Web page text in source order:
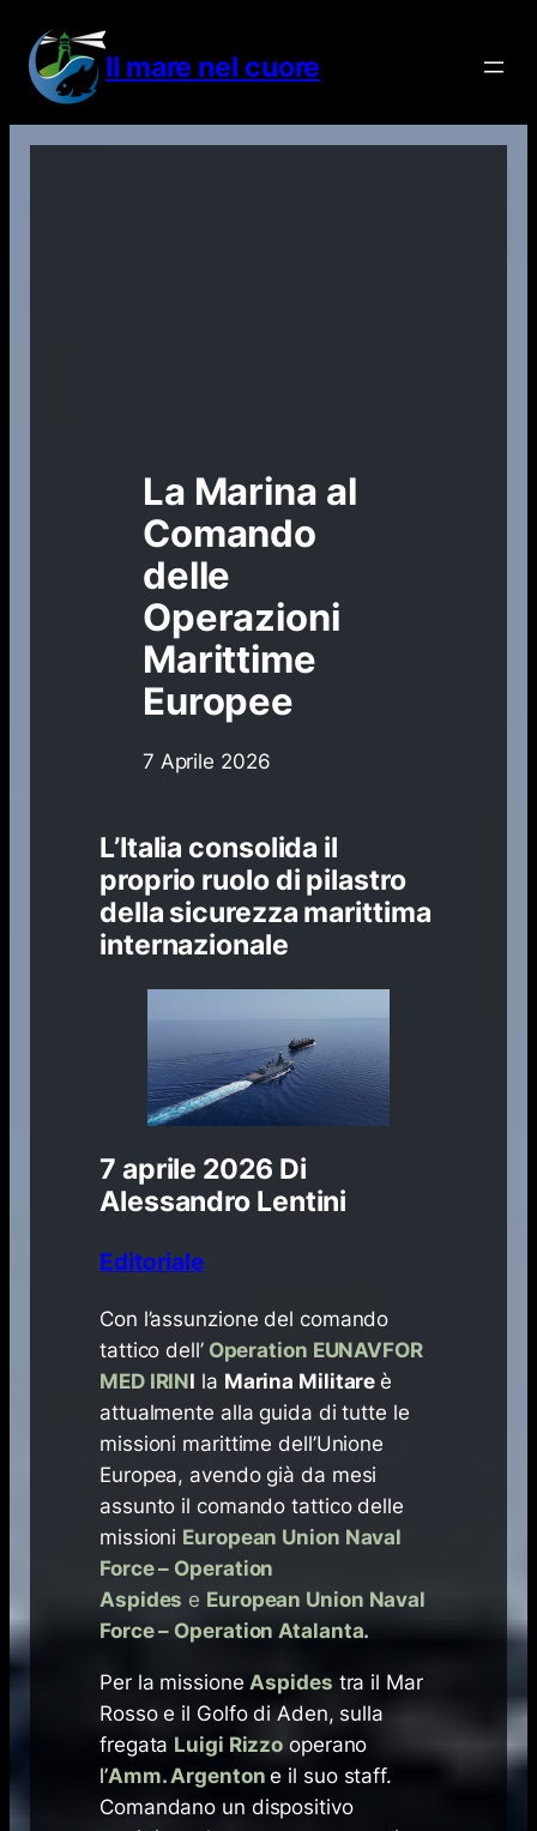
contenuto
Il mare nel cuore
La Marina al
Comando
delle
Operazioni
Marittime
Europee
7 Aprile 2026
L’Italia consolida il
proprio ruolo di pilastro
della sicurezza marittima
internazionale
7 aprile 2026 Di
Alessandro Lentini
Editoriale
Con l’assunzione del comando
tattico dell’ Operation EUNAVFOR
MED IRINI la Marina Militare è
attualmente alla guida di tutte le
missioni marittime dell’Unione
Europea, avendo già da mesi
assunto il comando tattico delle
missioni European Union Naval
Force – Operation
Aspides e European Union Naval
Force – Operation Atalanta.
Per la missioneAspides tra il Mar
Rosso e il Golfo di Aden, sulla
fregata Luigi Rizzo operano
l’Amm. Argentone il suo staff.
Comandano un dispositivo